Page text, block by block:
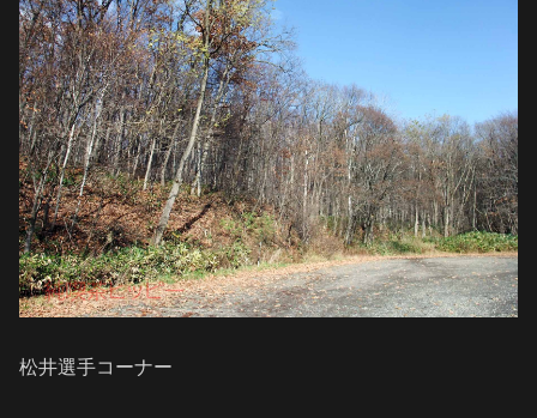
松井選手コーナー